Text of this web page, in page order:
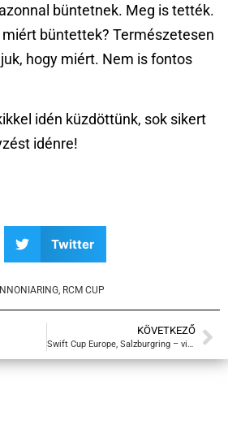
büntetnek. Meg is tették.
büntettek? Természetesen
hogy miért. Nem is fontos
idén küzdöttünk, sok sikert
idénre!
Twitter
, RCM CUP
KÖVETKEZŐ
Swift Cup Europe, Salzburgring – videók